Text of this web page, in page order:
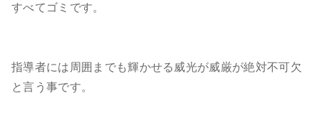
すべてゴミです。
指導者には周囲までも輝かせる威光が威厳が絶対不可欠
と言う事です。